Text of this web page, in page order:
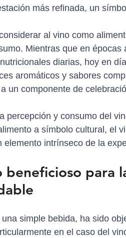
más refinada, un
al vino como
Mientras que en
diarias, hoy en
aromáticos y sabores
un componente de
percepción y consumo del
a símbolo cultural, el
elemento intrínseco de la
beneficioso para
simple bebida, ha sido
en el caso del